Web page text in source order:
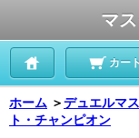
マ
カート
ホーム ＞デュエルマ
ト・チャンピオン